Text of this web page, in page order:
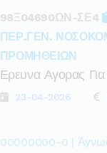
98Ξ04690ΩΝ-ΣΕ4
ΠΕΡ.ΓΕΝ.
ΠΡΟΜΗΘΕΙΩΝ
Ερευνα Αγορας
23-04-2026
00000000-0 |